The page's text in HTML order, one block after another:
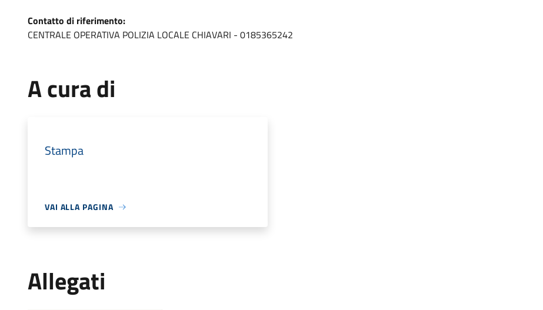
Contatto di riferimento:
CENTRALE OPERATIVA POLIZIA LOCALE CHIAVARI - 0185365242
A cura di
Stampa
VAI ALLA PAGINA
Allegati